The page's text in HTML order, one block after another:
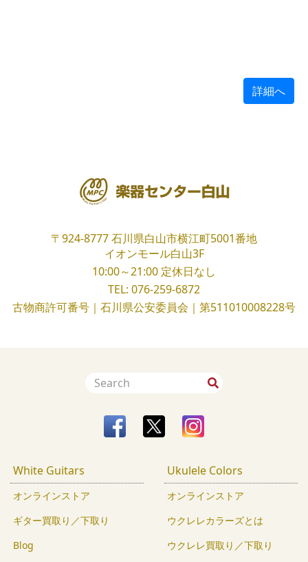
詳細へ
〒924-8777石川県白山市横江町5001番地
イオンモール白山3F
10:00～21:00 定休日なし
TEL: 076-259-6872
古物商許可番号｜石川県公安委員会｜第511010008228号
White Guitars
オンラインストア
ギター買取り／下取り
Blog
Ukulele Colors
オンラインストア
ウクレレカラーズとは
ウクレレ買取り／下取り